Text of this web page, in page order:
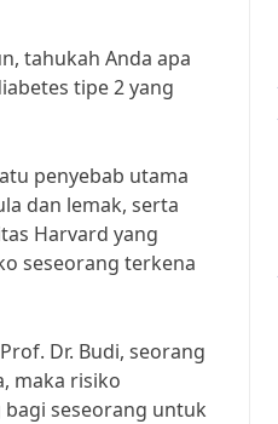
tahukah Anda apa
tipe 2 yang
penyebab utama
dan lemak, serta
Harvard yang
seseorang terkena
Dr. Budi, seorang
maka risiko
seseorang untuk